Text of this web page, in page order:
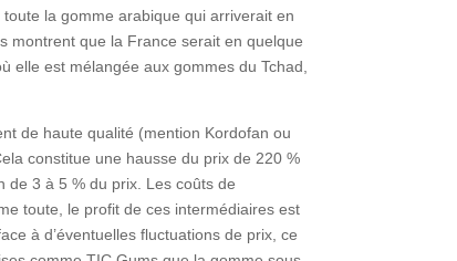
la gomme arabique qui arriverait en
montrent que la France serait en quelque
elle est mélangée aux gommes du Tchad,
de haute qualité (mention Kordofan ou
constitue une hausse du prix de 220 %
de 3 à 5 % du prix. Les coûts de
toute, le profit de ces intermédiaires est
à d’éventuelles fluctuations de prix, ce